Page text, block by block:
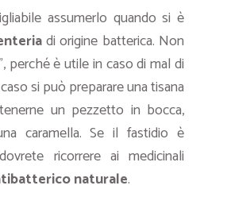
assumerlo quando si è
di origine batterica. Non
perché è utile in caso di mal di
si può preparare una tisana
un pezzetto in bocca,
caramella. Se il fastidio è
ricorrere ai medicinali
naturale.